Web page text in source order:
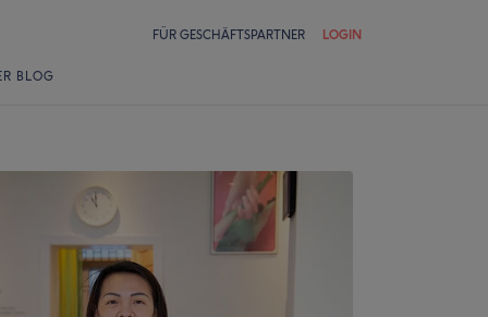
FÜR GESCHÄFTSPARTNER LOGIN
BLOG